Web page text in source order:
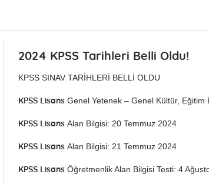
2024 KPSS Tarihleri Belli Oldu!
KPSS SINAV TARİHLERİ BELLİ OLDU
KPSS Lisans Genel Yetenek – Genel Kültür,
KPSS Lisans Alan Bilgisi: 20 Temmuz 2024
KPSS Lisans Alan Bilgisi: 21 Temmuz 2024
KPSS Lisans Öğretmenlik Alan Bilgisi Testi: 4